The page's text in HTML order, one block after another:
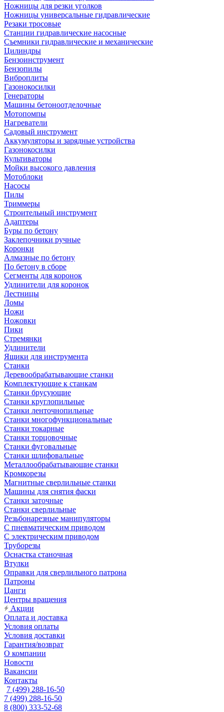
Ножницы для резки уголков
Ножницы универсальные гидравлические
Резаки тросовые
Станции гидравлические насосные
Съемники гидравлические и механические
Цилиндры
Бензоинструмент
Бензопилы
Виброплиты
Газонокосилки
Генераторы
Машины бетоноотделочные
Мотопомпы
Нагреватели
Садовый инструмент
Аккумуляторы и зарядные устройства
Газонокосилки
Культиваторы
Мойки высокого давления
Мотоблоки
Насосы
Пилы
Триммеры
Строительный инструмент
Адаптеры
Буры по бетону
Заклепочники ручные
Коронки
Алмазные по бетону
По бетону в сборе
Сегменты для коронок
Удлинители для коронок
Лестницы
Ломы
Ножи
Ножовки
Пики
Стремянки
Удлинители
Ящики для инструмента
Станки
Деревообрабатывающие станки
Комплектующие к станкам
Станки брусующие
Станки круглопильные
Станки ленточнопильные
Станки многофункциональные
Станки токарные
Станки торцовочные
Станки фуговальные
Станки шлифовальные
Металлообрабатывающие станки
Кромкорезы
Магнитные сверлильные станки
Машины для снятия фаски
Станки заточные
Станки сверлильные
Резьбонарезные манипуляторы
С пневматическим приводом
С электрическим приводом
Труборезы
Оснастка станочная
Втулки
Оправки для сверлильного патрона
Патроны
Цанги
Центры вращения
Акции
Оплата и доставка
Условия оплаты
Условия доставки
Гарантия/возврат
О компании
Новости
Вакансии
Контакты
7 (499) 288-16-50
7 (499) 288-16-50
8 (800) 333-52-68